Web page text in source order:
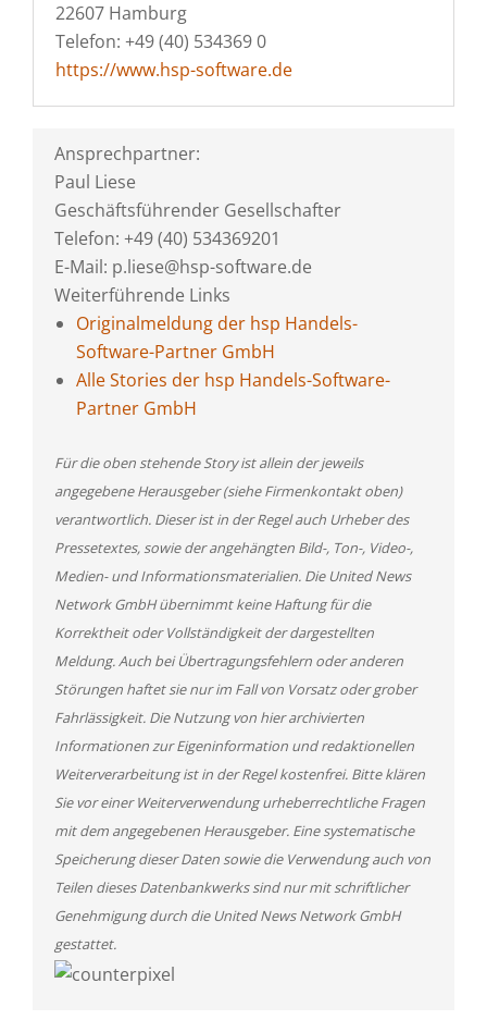
22607 Hamburg
Telefon: +49 (40) 534369 0
https://www.hsp-software.de
Ansprechpartner:
Paul Liese
Geschäftsführender Gesellschafter
Telefon: +49 (40) 534369201
E-Mail: p.liese@hsp-software.de
Weiterführende Links
Originalmeldung der hsp Handels-
Software-Partner GmbH
Alle Stories der hsp Handels-Software-
Partner GmbH
Für die oben stehende Story ist allein der jeweils
angegebene Herausgeber (siehe Firmenkontakt oben)
verantwortlich. Dieser ist in der Regel auch Urheber des
Pressetextes, sowie der angehängten Bild-, Ton-, Video-,
Medien- und Informationsmaterialien. Die United News
Network GmbH übernimmt keine Haftung für die
Korrektheit oder Vollständigkeit der dargestellten
Meldung. Auch bei Übertragungsfehlern oder anderen
Störungen haftet sie nur im Fall von Vorsatz oder grober
Fahrlässigkeit. Die Nutzung von hier archivierten
Informationen zur Eigeninformation und redaktionellen
Weiterverarbeitung ist in der Regel kostenfrei. Bitte klären
Sie vor einer Weiterverwendung urheberrechtliche Fragen
mit dem angegebenen Herausgeber. Eine systematische
Speicherung dieser Daten sowie die Verwendung auch von
Teilen dieses Datenbankwerks sind nur mit schriftlicher
Genehmigung durch die United News Network GmbH
gestattet.